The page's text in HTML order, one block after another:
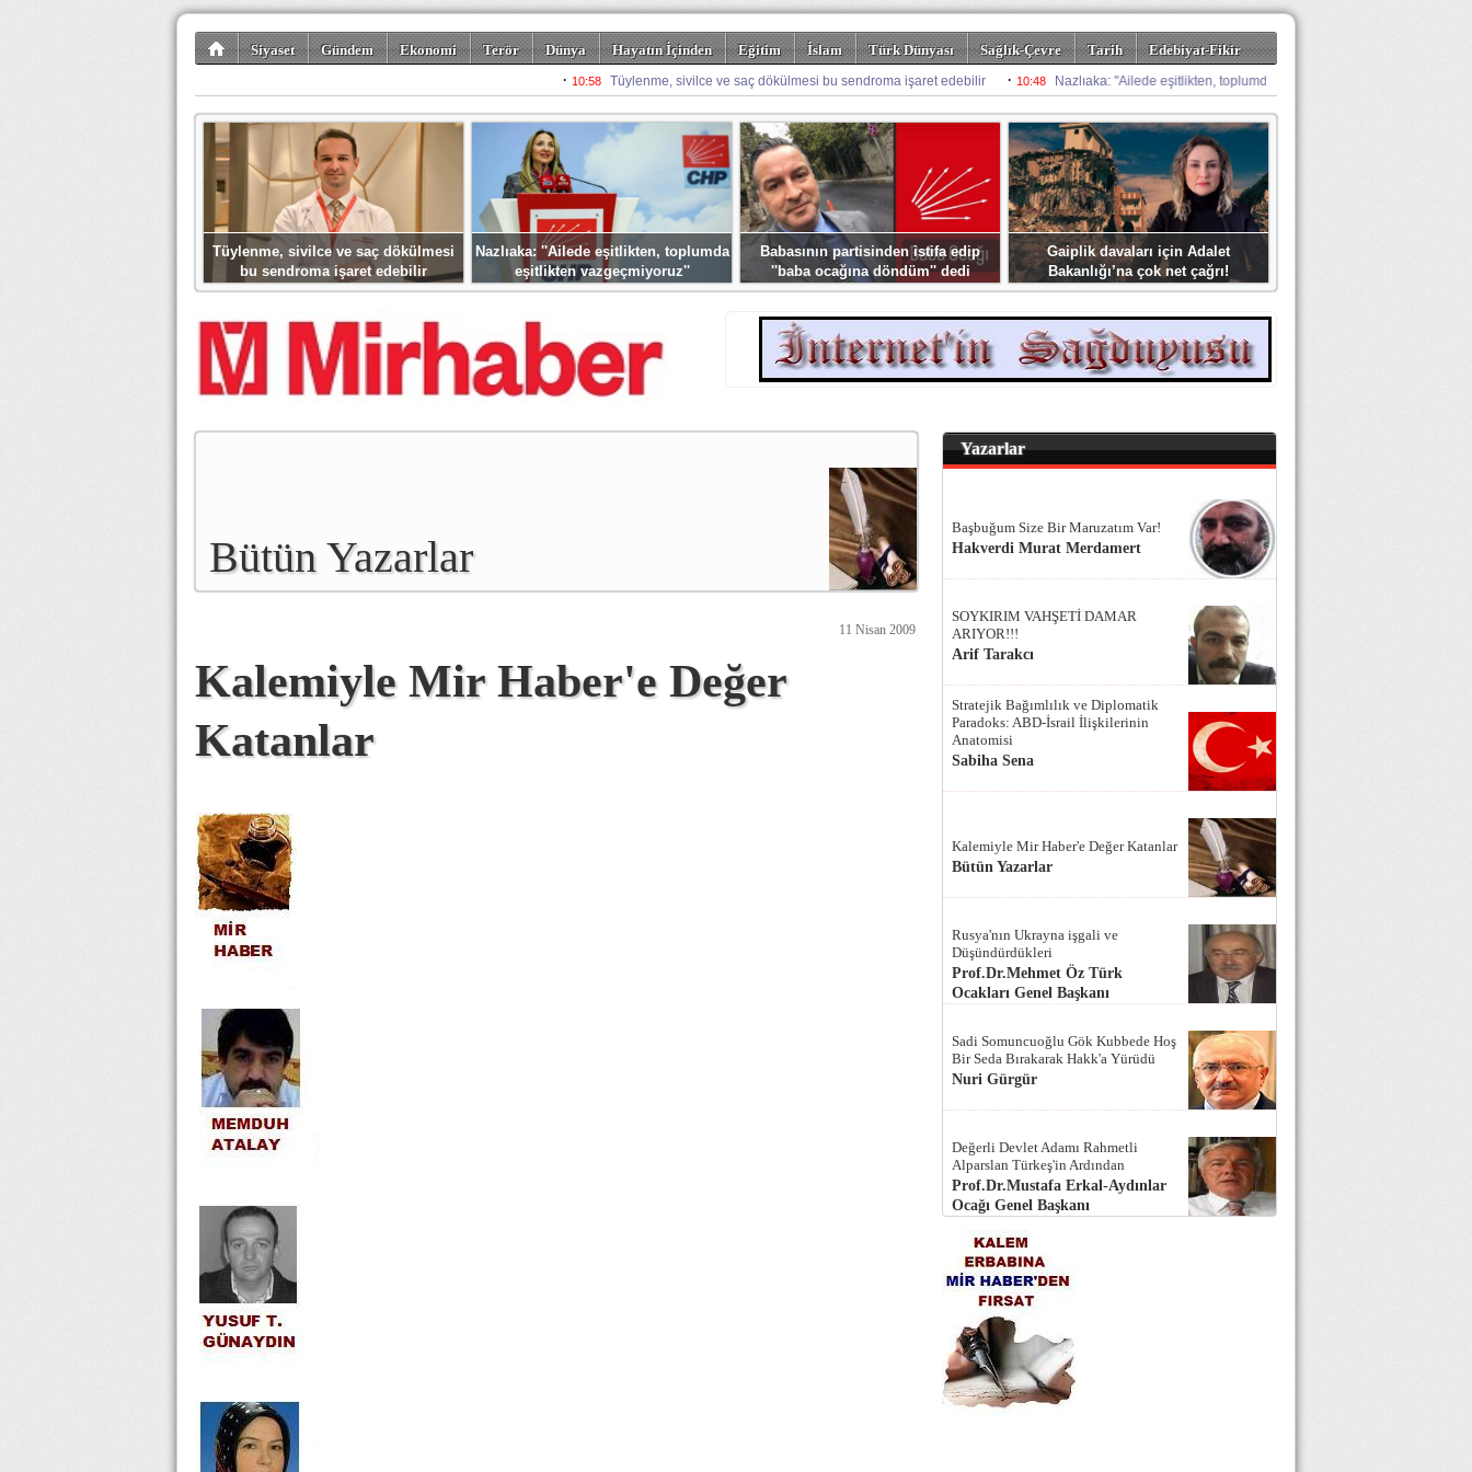
Siyaset Gündem Ekonomi Terör Dünya Hayatın İçinden Eğitim İslam Türk Dünyası Sağlık-Çevre Tarih
Edebiyat-Fikir
Spor Misafir Kalem Foto Galeriler
Tüylenme, sivilce ve saç dökülmesi
bu sendroma işaret edebilir
Nazlıaka: ''Ailede eşitlikten, toplumda
eşitlikten vazgeçmiyoruz''
Babasının partisinden istifa edip
''baba ocağına döndüm'' dedi
Gaiplik davaları için Adalet
Bakanlığı’na çok net çağrı!
Bütün Yazarlar
11 Nisan 2009
Kalemiyle Mir Haber'e Değer
Katanlar
Yazarlar
Başbuğum Size Bir Maruzatım Var!
Hakverdi Murat Merdamert
SOYKIRIM VAHŞETİ DAMAR
ARIYOR!!!
Arif Tarakcı
Stratejik Bağımlılık ve Diplomatik
Paradoks: ABD-İsrail İlişkilerinin
Anatomisi
Sabiha Sena
Kalemiyle Mir Haber'e Değer Katanlar
Bütün Yazarlar
Rusya'nın Ukrayna işgali ve
Düşündürdükleri
Prof.Dr.Mehmet Öz Türk
Ocakları Genel Başkanı
Sadi Somuncuoğlu Gök Kubbede Hoş
Bir Seda Bırakarak Hakk'a Yürüdü
Nuri Gürgür
Değerli Devlet Adamı Rahmetli
Alparslan Türkeş'in Ardından
Prof.Dr.Mustafa Erkal-Aydınlar
Ocağı Genel Başkanı